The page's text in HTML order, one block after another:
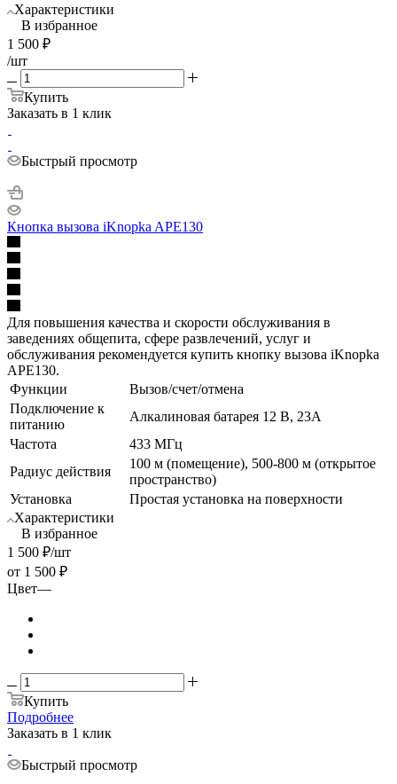
Характеристики
В избранное
1 500 ₽
/шт
Купить
Заказать в 1 клик
Быстрый просмотр
Кнопка вызова iKnopka APE130
Для повышения качества и скорости обслуживания в
заведениях общепита, сфере развлечений, услуг и
обслуживания рекомендуется купить кнопку вызова iKnopka
АРЕ130.
Функции
Вызов/счет/отмена
Подключение к
питанию
Алкалиновая батарея 12 В, 23A
Частота
433 МГц
Радиус действия
100 м (помещение), 500-800 м (открытое
пространство)
Установка
Простая установка на поверхности
Характеристики
В избранное
1 500 ₽/шт
от 1 500 ₽
Цвет—
Купить
Подробнее
Заказать в 1 клик
Быстрый просмотр